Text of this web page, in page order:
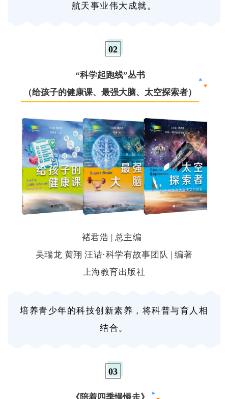
航天事业伟大成就。
02
“科学起跑线”丛书
（给孩子的健康课、最强大脑、太空探索者）
褚君浩 | 总主编
吴瑞龙 黄翔 汪诘·科学有故事团队 | 编著
上海教育出版社
培养青少年的科技创新素养，将科普与育人相
结合。
03
《陪着四季慢慢走》